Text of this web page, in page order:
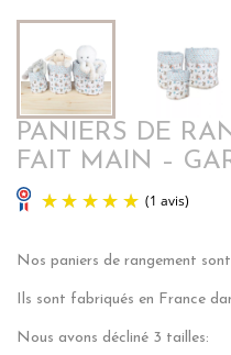
PANIERS DE
FAIT MAIN –
(1 avis)
Nos paniers de rangement
Ils sont fabriqués en France
Nous avons décliné 3 tailles: